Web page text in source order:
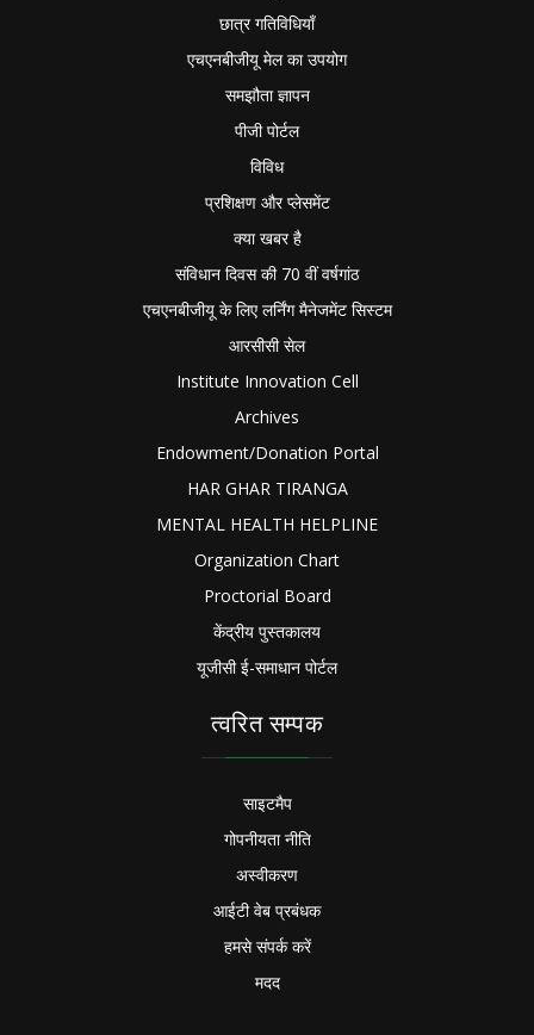
छात्र गतिविधियाँ
एचएनबीजीयू मेल का उपयोग
समझौता ज्ञापन
पीजी पोर्टल
विविध
प्रशिक्षण और प्लेसमेंट
क्या खबर है
संविधान दिवस की 70 वीं वर्षगांठ
एचएनबीजीयू के लिए लर्निंग मैनेजमेंट सिस्टम
आरसीसी सेल
Institute Innovation Cell
Archives
Endowment/Donation Portal
HAR GHAR TIRANGA
MENTAL HEALTH HELPLINE
Organization Chart
Proctorial Board
केंद्रीय पुस्तकालय
यूजीसी ई-समाधान पोर्टल
त्वरित सम्पक
साइटमैप
गोपनीयता नीति
अस्वीकरण
आईटी वेब प्रबंधक
हमसे संपर्क करें
मदद